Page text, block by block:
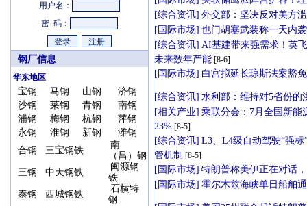
用户名：
密 码：
钢厂信息
华东地区
宝钢 马钢 山钢
济钢
沙钢
莱钢 青钢
南钢
浦钢
梅钢 杭钢
萍钢
永钢
淮钢 新钢
潍钢
合钢
三宝钢铁
南
（昌）钢
三钢
中天钢铁
闽源钢
铁
泰钢
西城钢铁
石横特
钢